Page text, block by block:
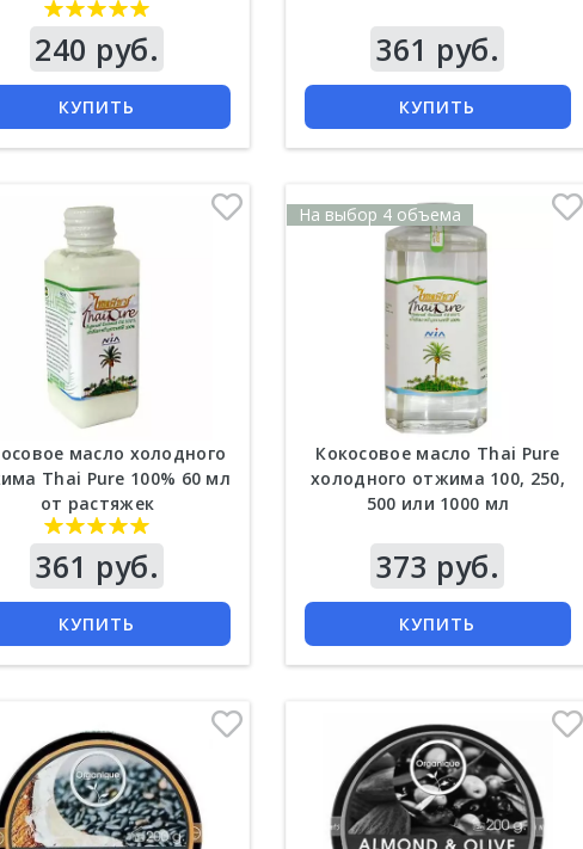
240 руб.
КУПИТЬ
361 руб.
КУПИТЬ
масло холодного
Thai Pure 100% 60 мл
от растяжек
361 руб.
КУПИТЬ
На выбор 4 объема
Кокосовое масло Thai Pure
холодного отжима 100, 250,
500 или 1000 мл
373 руб.
КУПИТЬ